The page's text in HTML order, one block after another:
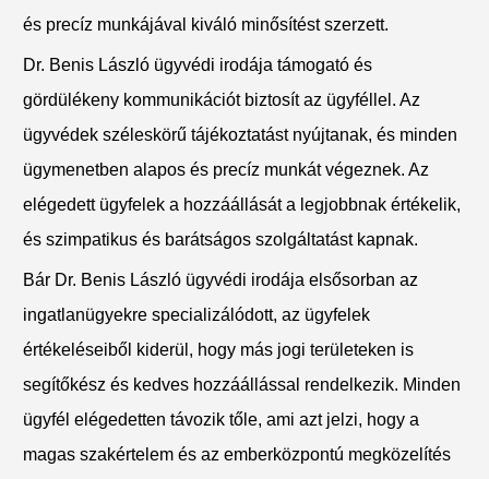
és precíz munkájával kiváló minősítést szerzett.
Dr. Benis László ügyvédi irodája támogató és
gördülékeny kommunikációt biztosít az ügyféllel. Az
ügyvédek széleskörű tájékoztatást nyújtanak, és minden
ügymenetben alapos és precíz munkát végeznek. Az
elégedett ügyfelek a hozzáállását a legjobbnak értékelik,
és szimpatikus és barátságos szolgáltatást kapnak.
Bár Dr. Benis László ügyvédi irodája elsősorban az
ingatlanügyekre specializálódott, az ügyfelek
értékeléseiből kiderül, hogy más jogi területeken is
segítőkész és kedves hozzáállással rendelkezik. Minden
ügyfél elégedetten távozik tőle, ami azt jelzi, hogy a
magas szakértelem és az emberközpontú megközelítés